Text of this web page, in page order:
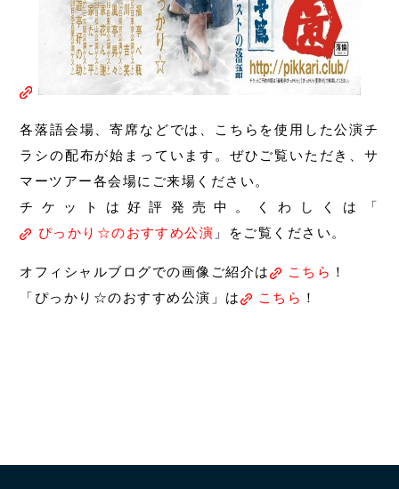
各落語会場、寄席などでは、こちらを使用した公演チ
ラシの配布が始まっています。ぜひご覧いただき、サ
マーツアー各会場にご来場ください。
チケットは好評発売中。くわしくは「
ぴっかり☆のおすすめ公演 」をご覧ください。
オフィシャルブログでの画像ご紹介は こちら ！
「ぴっかり☆のおすすめ公演」は
こちら ！